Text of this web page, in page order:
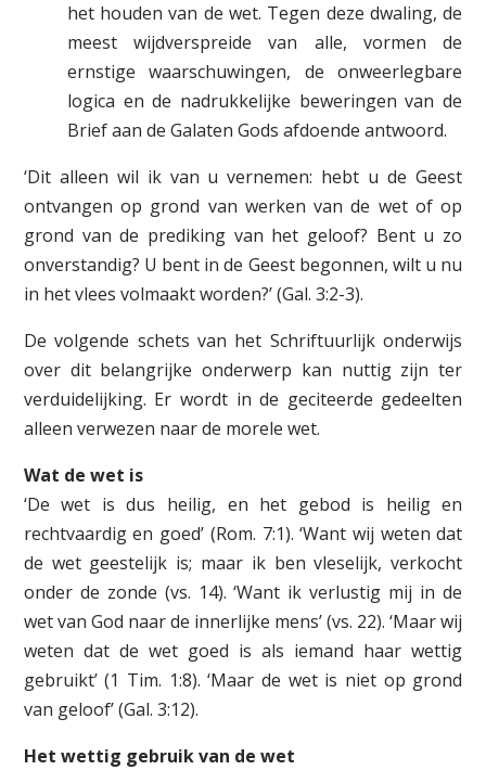
het houden van de wet. Tegen deze dwaling, de
meest wijdverspreide van alle, vormen de
ernstige waarschuwingen, de onweerlegbare
logica en de nadrukkelijke beweringen van de
Brief aan de Galaten Gods afdoende antwoord.
‘Dit alleen wil ik van u vernemen: hebt u de Geest
ontvangen op grond van werken van de wet of op
grond van de prediking van het geloof? Bent u zo
onverstandig? U bent in de Geest begonnen, wilt u nu
in het vlees volmaakt worden?’ (Gal. 3:2-3).
De volgende schets van het Schriftuurlijk onderwijs
over dit belangrijke onderwerp kan nuttig zijn ter
verduidelijking. Er wordt in de geciteerde gedeelten
alleen verwezen naar de morele wet.
Wat de wet is
‘De wet is dus heilig, en het gebod is heilig en
rechtvaardig en goed’ (Rom. 7:1). ‘Want wij weten dat
de wet geestelijk is; maar ik ben vleselijk, verkocht
onder de zonde (vs. 14). ‘Want ik verlustig mij in de
wet van God naar de innerlijke mens’ (vs. 22). ‘Maar wij
weten dat de wet goed is als iemand haar wettig
gebruikt’ (1 Tim. 1:8). ‘Maar de wet is niet op grond
van geloof’ (Gal. 3:12).
Het wettig gebruik van de wet